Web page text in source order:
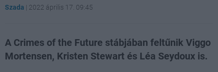
Szada | 2022 április 17. 09:45
A Crimes of the Future stábjában feltűnik Viggo
Mortensen, Kristen Stewart és Léa Seydoux is.